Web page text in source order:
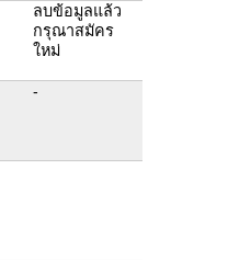
ลบข้อมูลแล้ว
กรุณาสมัคร
ใหม่
-